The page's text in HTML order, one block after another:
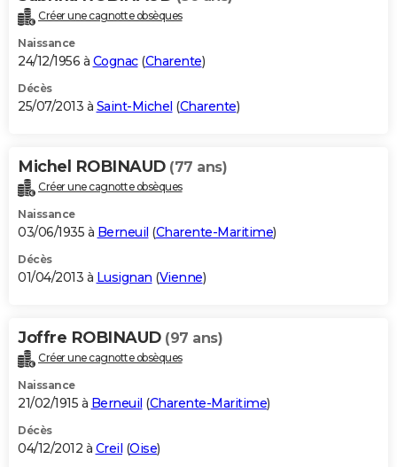
Créer une cagnotte obsèques
Naissance
24/12/1956 à Cognac(Charente)
Décès
25/07/2013 à Saint-Michel (Charente)
Michel ROBINAUD (77 ans)
Créer une cagnotte obsèques
Naissance
03/06/1935 à Berneuil (Charente-Maritime)
Décès
01/04/2013 à Lusignan (Vienne)
Joffre ROBINAUD (97 ans)
Créer une cagnotte obsèques
Naissance
21/02/1915 à Berneuil (Charente-Maritime)
Décès
04/12/2012 à Creil (Oise)